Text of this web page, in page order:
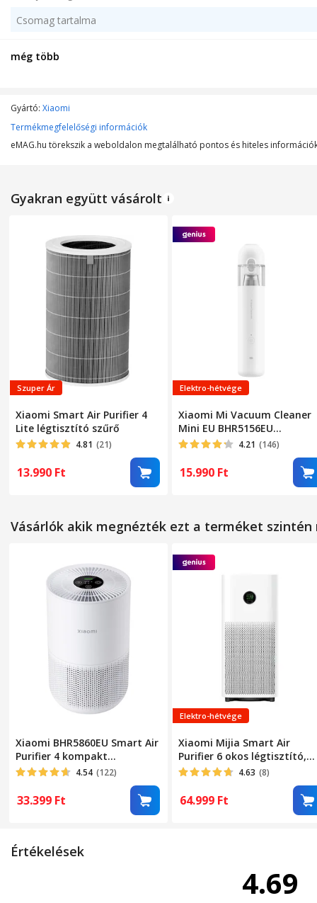
Csomag tartalma
Szín
MŰSZAKI JELLEMZŐK
Szűrő típusa
Maximálsi teljesítmény
Légáramlás
Vezérlőpanel típusa
Magasság
még több
Gyártó: Xiaomi
Termékmegfelelőségi információk
eMAG.hu törekszik a weboldalon megtalálható pontos és hiteles
Gyakran együtt vásárolt
Szuper Ár
Xiaomi Smart Air Purifier 4
Lite légtisztító szűrő
4.81 (21)
13.990 Ft
Elektro-hétvége
Xiaomi Mi Vacuum Cleaner
Mini EU BHR5156EU
Hordozható kézi porszívó,
100 ml, 2000mAh, 6000Pa,
40W, Fehér
4.21 (146)
15.990 Ft
Vásárlók akik megnézték ezt a terméket
Xiaomi BHR5860EU Smart Air
Purifier 4 kompakt
légtisztító
4.54 (122)
33.399 Ft
Elektro-hétvége
Xiaomi Mijia Smart Air
Purifier 6 okos légtisztító,
fehér EU BHR08MZEU
4.63 (8)
64.999 Ft
Értékelések
4.69